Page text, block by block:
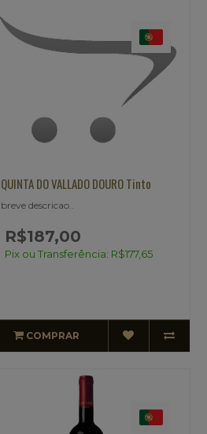
QUINTA DO VALLADO DOURO Tinto
breve descricao..
R$187,00
Pix ou Transferência: R$177,65
COMPRAR